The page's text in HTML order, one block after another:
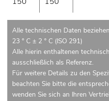
Alle technischen Daten
23 ° C ± 2 ° C (ISO 291)
Alle hierin enthaltenen
ausschließlich als Referenz.
Für weitere Details zu den
beachten Sie bitte die
wenden Sie sich an Ihren